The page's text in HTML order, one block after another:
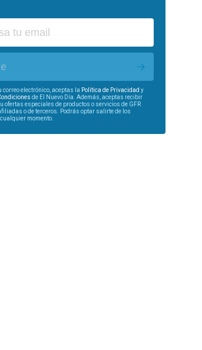
correo electrónico, aceptas la Política de Privacidad y
de El Nuevo Día. Además, aceptas recibir
ofertas especiales de productos o servicios de GFR
o de terceros. Podrás optar salirte de los
momento.